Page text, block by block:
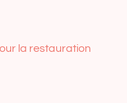
la restauration